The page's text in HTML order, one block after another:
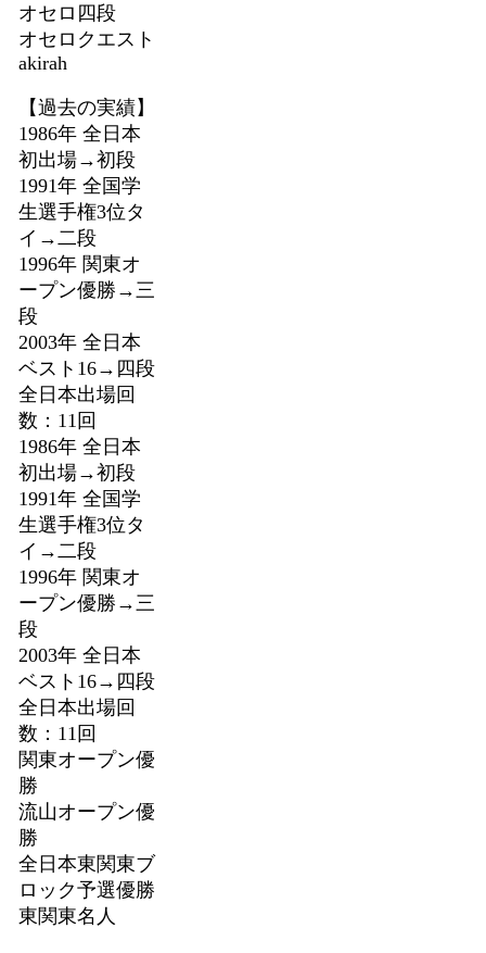
オセロ四段
オセロクエスト
akirah
【過去の実績】
1986年 全日本
初出場→初段
1991年 全国学
生選手権3位タ
イ→二段
1996年 関東オ
ープン優勝→三
段
2003年 全日本
ベスト16→四段
全日本出場回
数：11回
1986年 全日本
初出場→初段
1991年 全国学
生選手権3位タ
イ→二段
1996年 関東オ
ープン優勝→三
段
2003年 全日本
ベスト16→四段
全日本出場回
数：11回
関東オープン優
勝
流山オープン優
勝
全日本東関東ブ
ロック予選優勝
東関東名人